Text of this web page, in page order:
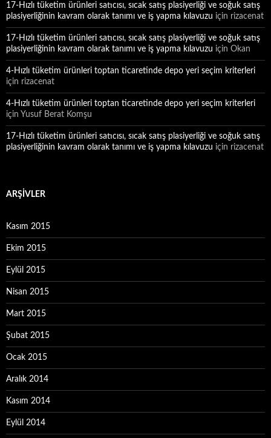
17-Hızlı tüketim ürünleri satıcısı, sıcak satış plasiyerliği ve soğuk satış
plasiyerliğinin kavram olarak tanımı ve iş yapma kılavuzu için rizacenat
17-Hızlı tüketim ürünleri satıcısı, sıcak satış plasiyerliği ve soğuk satış
plasiyerliğinin kavram olarak tanımı ve iş yapma kılavuzu için Okan
4-Hızlı tüketim ürünleri toptan ticaretinde depo yeri seçim kriterleri
için rizacenat
4-Hızlı tüketim ürünleri toptan ticaretinde depo yeri seçim kriterleri
için Yusuf Berat Komşu
17-Hızlı tüketim ürünleri satıcısı, sıcak satış plasiyerliği ve soğuk satış
plasiyerliğinin kavram olarak tanımı ve iş yapma kılavuzu için rizacenat
ARŞIVLER
Kasım 2015
Ekim 2015
Eylül 2015
Nisan 2015
Mart 2015
Şubat 2015
Ocak 2015
Aralık 2014
Kasım 2014
Eylül 2014